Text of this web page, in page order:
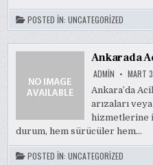
POSTED IN:UNCATEGORIZED
Ankarada
ADMIN MART
Ankara’da
arızaları
hizmetlerine
durum, hem sürücüler hem…
POSTED IN:UNCATEGORIZED